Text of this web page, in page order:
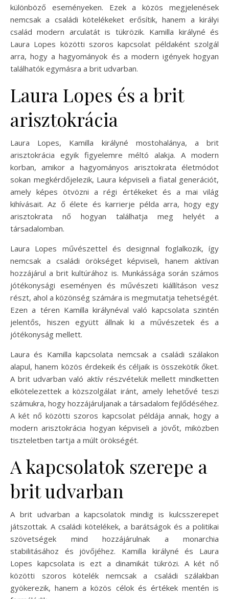
különböző eseményeken. Ezek a közös megjelenések
nemcsak a családi kötelékeket erősítik, hanem a királyi
család modern arculatát is tükrözik. Kamilla királyné és
Laura Lopes közötti szoros kapcsolat példaként szolgál
arra, hogy a hagyományok és a modern igények hogyan
találhatók egymásra a brit udvarban.
Laura Lopes és a brit
arisztokrácia
Laura Lopes, Kamilla királyné mostohalánya, a brit
arisztokrácia egyik figyelemre méltó alakja. A modern
korban, amikor a hagyományos arisztokrata életmódot
sokan megkérdőjelezik, Laura képviseli a fiatal generációt,
amely képes ötvözni a régi értékeket és a mai világ
kihívásait. Az ő élete és karrierje példa arra, hogy egy
arisztokrata nő hogyan találhatja meg helyét a
társadalomban.
Laura Lopes művészettel és designnal foglalkozik, így
nemcsak a családi örökséget képviseli, hanem aktívan
hozzájárul a brit kultúrához is. Munkássága során számos
jótékonysági eseményen és művészeti kiállításon vesz
részt, ahol a közönség számára is megmutatja tehetségét.
Ezen a téren Kamilla királynéval való kapcsolata szintén
jelentős, hiszen együtt állnak ki a művészetek és a
jótékonyság mellett.
Laura és Kamilla kapcsolata nemcsak a családi szálakon
alapul, hanem közös érdekeik és céljaik is összekötik őket.
A brit udvarban való aktív részvételük mellett mindketten
elkötelezettek a közszolgálat iránt, amely lehetővé teszi
számukra, hogy hozzájáruljanak a társadalom fejlődéséhez.
A két nő közötti szoros kapcsolat példája annak, hogy a
modern arisztokrácia hogyan képviseli a jövőt, miközben
tiszteletben tartja a múlt örökségét.
A kapcsolatok szerepe a
brit udvarban
A brit udvarban a kapcsolatok mindig is kulcsszerepet
játszottak. A családi kötelékek, a barátságok és a politikai
szövetségek mind hozzájárulnak a monarchia
stabilitásához és jövőjéhez. Kamilla királyné és Laura
Lopes kapcsolata is ezt a dinamikát tükrözi. A két nő
közötti szoros kötelék nemcsak a családi szálakban
gyökerezik, hanem a közös célok és értékek mentén is